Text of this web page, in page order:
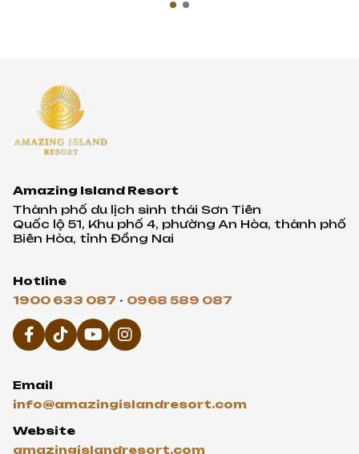
Amazing Island Resort
Thành phố du lịch sinh thái Sơn Tiên
Quốc lộ 51, Khu phố 4, phường An Hòa, thành phố
Biên Hòa, tỉnh Đồng Nai
Hotline
1900 633 087 - 0968 589 087
Email
info@amazingislandresort.com
Website
amazingislandresort.com